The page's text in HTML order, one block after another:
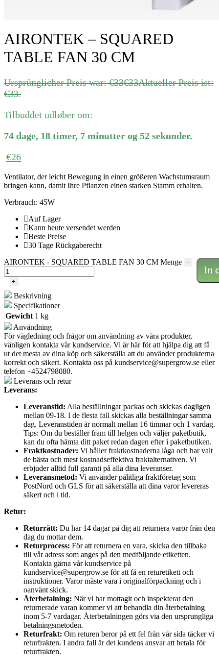
AIRONTEK – SQUARED
TABLE FAN 30 CM
Ursprünglicher Preis war: €33€33Aktueller Preis ist:
€33.
Tilbuddet udløber om:
74 dage, 18 timer, 7 minutter og 52 sekunder.
€26
Ventilator, der leicht Bewegung in einen größeren Wachstumsraum
bringen kann, damit Ihre Pflanzen einen starken Stamm erhalten.
Verbrauch: 45W
Auf Lager
Kann heute versendet werden
Beste Preise
30 Tage Rückgaberecht
AIRONTEK - SQUARED TABLE FAN 30 CM Menge
-
+
In
Beskrivning
Specifikationer
Gewicht 1 kg
Användning
För vägledning och frågor om användning av våra produkter,
vänligen kontakta vår kundservice. Vi är här för att hjälpa dig att få
ut det mesta av dina köp och säkerställa att du använder produkterna
korrekt och säkert. Kontakta oss på kundservice@supergrow.se eller
telefon +4524798080.
Leverans och retur
Leverans:
Leveranstid: Alla beställningar packas och skickas dagligen
mellan 09-18. I de flesta fall skickas alla beställningar samma
dag. Leveranstiden är normalt mellan 16 timmar och 1 vardag.
Tips: Om du beställer fram till helgen och väljer paketbutik,
kan du ofta hämta ditt paket redan dagen efter i paketbutiken.
Fraktkostnader: Vi håller fraktkostnaderna låga och har valt
de bästa och mest kostnadseffektiva fraktalternativen. Vi
erbjuder alltid full garanti på alla dina leveranser.
Leveransmetod: Vi använder pålitliga fraktföretag som
PostNord och GLS för att säkerställa att dina varor levereras
säkert och i tid.
Retur:
Returrätt: Du har 14 dagar på dig att returnera varor från den
dag du mottar dem.
Returprocess: För att returnera en vara, skicka den tillbaka
till vår adress som anges på den medföljande etiketten.
Kontakta gärna vår kundservice på
kundservice@supergrow.se för att få en returetikett och
instruktioner. Varor måste vara i originalförpackning och i
oanvänt skick.
Återbetalning: När vi har mottagit och inspekterat den
returnerade varan kommer vi att behandla din återbetalning
inom 5-7 vardagar. Återbetalningen görs via den ursprungliga
betalningsmetoden.
Returfrakt: Om returen beror på ett fel från vår sida täcker vi
returfrakten. I andra fall är det kundens ansvar att betala för
returfrakten.